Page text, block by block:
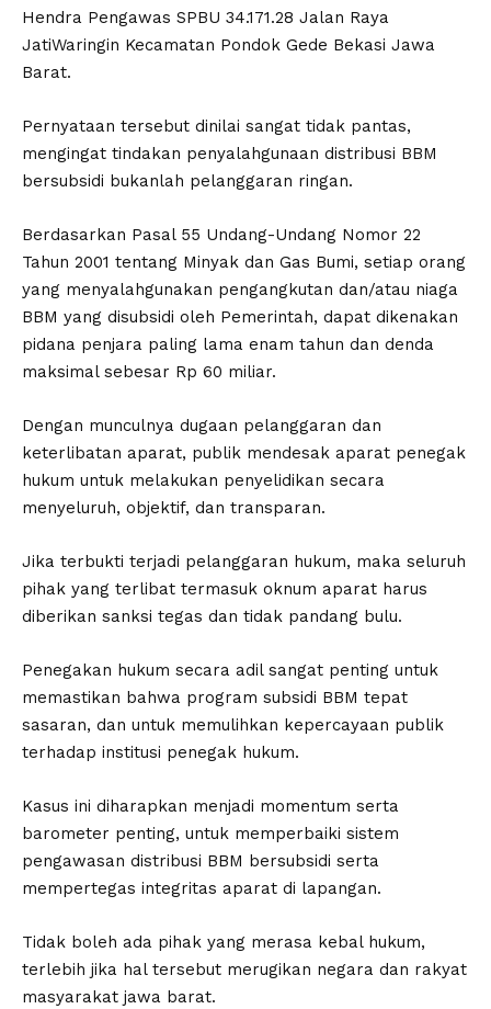
Hendra Pengawas SPBU 34.171.28 Jalan Raya
JatiWaringin Kecamatan Pondok Gede Bekasi Jawa
Barat.
Pernyataan tersebut dinilai sangat tidak pantas,
mengingat tindakan penyalahgunaan distribusi BBM
bersubsidi bukanlah pelanggaran ringan.
Berdasarkan Pasal 55 Undang-Undang Nomor 22
Tahun 2001 tentang Minyak dan Gas Bumi, setiap orang
yang menyalahgunakan pengangkutan dan/atau niaga
BBM yang disubsidi oleh Pemerintah, dapat dikenakan
pidana penjara paling lama enam tahun dan denda
maksimal sebesar Rp 60 miliar.
Dengan munculnya dugaan pelanggaran dan
keterlibatan aparat, publik mendesak aparat penegak
hukum untuk melakukan penyelidikan secara
menyeluruh, objektif, dan transparan.
Jika terbukti terjadi pelanggaran hukum, maka seluruh
pihak yang terlibat termasuk oknum aparat harus
diberikan sanksi tegas dan tidak pandang bulu.
Penegakan hukum secara adil sangat penting untuk
memastikan bahwa program subsidi BBM tepat
sasaran, dan untuk memulihkan kepercayaan publik
terhadap institusi penegak hukum.
Kasus ini diharapkan menjadi momentum serta
barometer penting, untuk memperbaiki sistem
pengawasan distribusi BBM bersubsidi serta
mempertegas integritas aparat di lapangan.
Tidak boleh ada pihak yang merasa kebal hukum,
terlebih jika hal tersebut merugikan negara dan rakyat
masyarakat jawa barat.